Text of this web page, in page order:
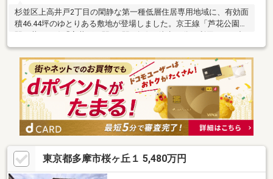
杉並区上高井戸2丁目の閑静な第一種低層住居専用地域に、有効面
積46.44坪のゆとりある敷地が登場しました。京王線「芦花公園」
心へのアクセスも良好です。建築条件付きの売地となっており、
家族のこだわりを反映した自由なマイホーム建築が叶います。小
中学校が徒歩13分圏内に揃い、各種ハザードマップ（洪水・内
水・土砂災害など）にも該当がない、安心・安全に満ちた子育て
環境が整ったプレミアムな分譲地です。
東京都多摩市桜ヶ丘１ 5,480万円